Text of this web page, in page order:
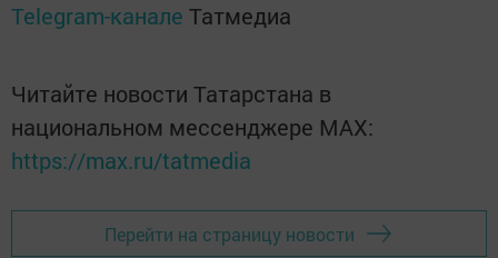
Telegram-канале Татмедиа
Читайте новости Татарстана в
национальном мессенджере MАХ:
https://max.ru/tatmedia
Перейти на страницу новости